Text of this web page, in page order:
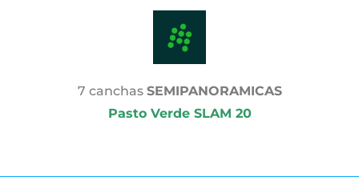
7 canchas SEMIPANORAMICAS
Pasto Verde SLAM 20